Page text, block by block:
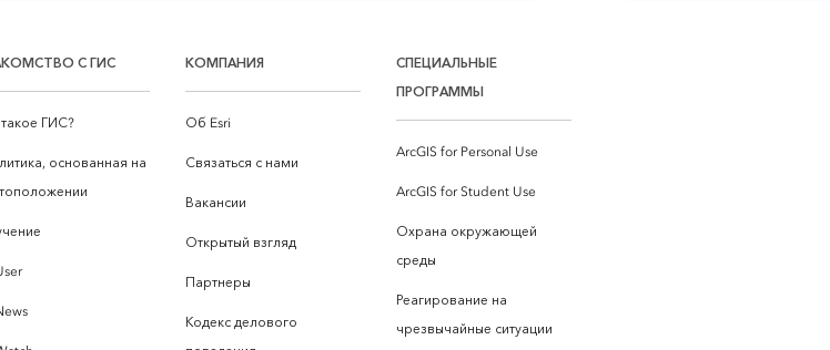
С ГИС
ГИС?
основанная на
КОМПАНИЯ
Об Esri
Связаться с нами
Вакансии
Открытый взгляд
Партнеры
Кодекс делового
СПЕЦИАЛЬНЫЕ
ПРОГРАММЫ
ArcGIS for Personal Use
ArcGIS for Student Use
Охрана окружающей
среды
Реагирование на
чрезвычайные ситуации